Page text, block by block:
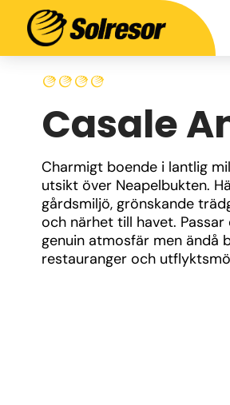
Casale
Charmigt boende i lantlig
utsikt över Neapelbukten.
gårdsmiljö, grönskande
och närhet till havet.
genuin atmosfär men ändå
restauranger och